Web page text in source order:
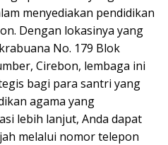
menyediakan pendidikan
Dengan lokasinya yang
No. 179 Blok
Cirebon, lembaga ini
bagi para santri yang
agama yang
lebih lanjut, Anda dapat
melalui nomor telepon